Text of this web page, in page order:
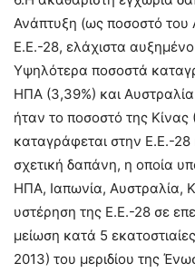
Ανάπτυξη (ως ποσοστό του
Ε.Ε.-28, ελάχιστα
Υψηλότερα ποσοστά
ΗΠΑ (3,39%) και
ήταν το ποσοστό της
καταγράφεται στην Ε.Ε.-
σχετική δαπάνη, η οποία
ΗΠΑ, Ιαπωνία, Αυστραλία,
υστέρηση της Ε.Ε.-28 σε
μείωση κατά 5
2013) του μεριδίου της